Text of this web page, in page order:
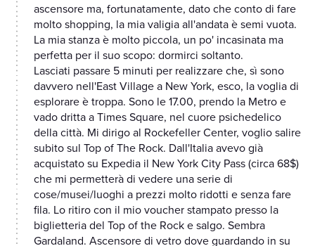
ascensore ma, fortunatamente, dato che conto di fare
molto shopping, la mia valigia all'andata è semi vuota.
La mia stanza è molto piccola, un po' incasinata ma
perfetta per il suo scopo: dormirci soltanto.
Lasciati passare 5 minuti per realizzare che, sì sono
davvero nell'East Village a New York, esco, la voglia di
esplorare è troppa. Sono le 17.00, prendo la Metro e
vado dritta a Times Square, nel cuore psichedelico
della città. Mi dirigo al Rockefeller Center, voglio salire
subito sul Top of The Rock. Dall'Italia avevo già
acquistato su Expedia il New York City Pass (circa 68$)
che mi permetterà di vedere una serie di
cose/musei/luoghi a prezzi molto ridotti e senza fare
fila. Lo ritiro con il mio voucher stampato presso la
biglietteria del Top of the Rock e salgo. Sembra
Gardaland. Ascensore di vetro dove guardando in su